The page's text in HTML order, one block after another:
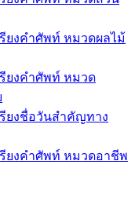
ยงคำศัพท์ หมวดผลไม้
รียงคำศัพท์ หมวด
รียงชื่อวันสำคัญทาง
รียงคำศัพท์ หมวดอาชีพ